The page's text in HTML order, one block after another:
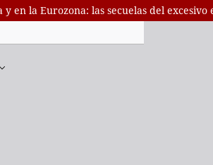
y en la Eurozona: las secuelas del